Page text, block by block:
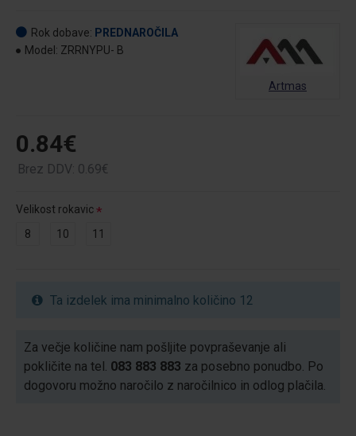
0.84€
Brez DDV: 0.69€
Rok dobave: PREDNAROČILA
Model: ZRRNYPU- B
Artmas
Velikost rokavic
8
10 11
Ta izdelek ima minimalno količino 12
Za večje količine nam pošljite povpraševanje ali
pokličite na tel. 083 883 883 za posebno ponudbo. Po
dogovoru možno naročilo z naročilnico in odlog plačila.